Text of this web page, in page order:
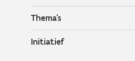
Thema's
Initiatief